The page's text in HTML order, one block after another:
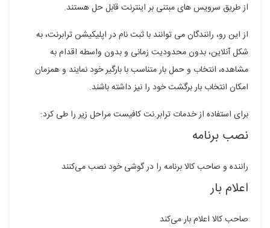
از طریق سرویس های مبتنی بر اینترنت قابل حل هستند.
از این رو، رانندگان می توانند با ثبت نام در اپلیکیشن ترابرنت، به
شکل آنلاین، بدون محدودیت زمانی و بدون واسطه اقدام به
مشاهده، انتخاب و حمل بار متناسب با بارگیر خود نمایند و همزمان
امکان انتخاب بار برگشت خود را نیز داشته باشند.
برای استفاده از خدمات ترابر.نت کافیست مراحل زیر را طی کرد:
نصب برنامه
راننده و صاحب کالا برنامه را در گوشی خود نصب می‌کنند
اعلام بار
صاحب کالا اعلام بار می‌کند